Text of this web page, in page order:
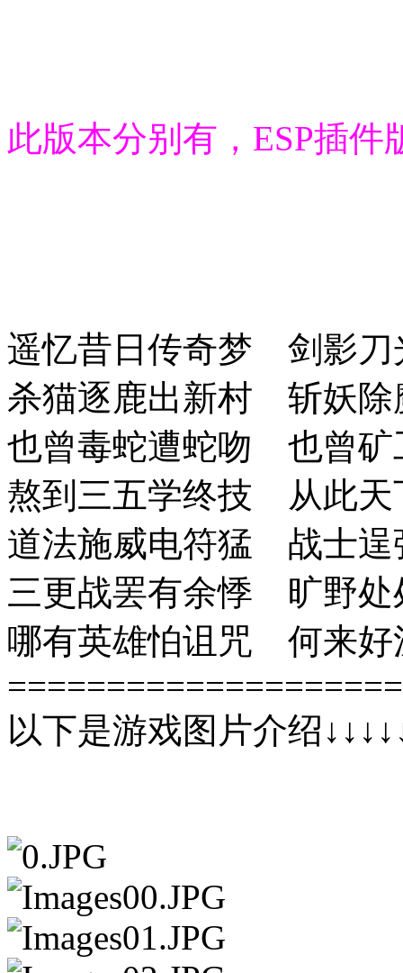
此版本分别有，ESP插
遥忆昔日传奇梦 剑影
杀猫逐鹿出新村 斩妖
也曾毒蛇遭蛇吻 也曾
熬到三五学终技 从此
道法施威电符猛 战士
三更战罢有余悸 旷野
哪有英雄怕诅咒 何来
以下是游戏图片介绍